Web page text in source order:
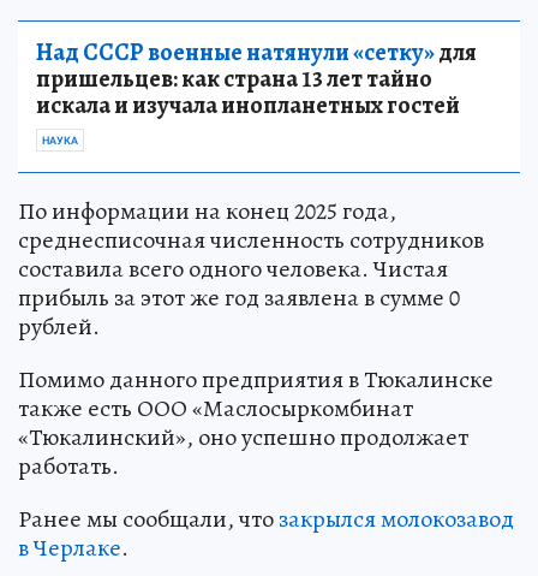
Над СССР военные натянули «сетку»для
пришельцев: как страна 13 лет тайно
искала и изучала инопланетных гостей
НАУКА
По информации на конец 2025 года,
среднесписочная численность сотрудников
составила всего одного человека. Чистая
прибыль за этот же год заявлена в сумме 0
рублей.
Помимо данного предприятия в Тюкалинске
также есть ООО «Маслосыркомбинат
«Тюкалинский», оно успешно продолжает
работать.
Ранее мы сообщали, чтозакрылся молокозавод
в Черлаке.